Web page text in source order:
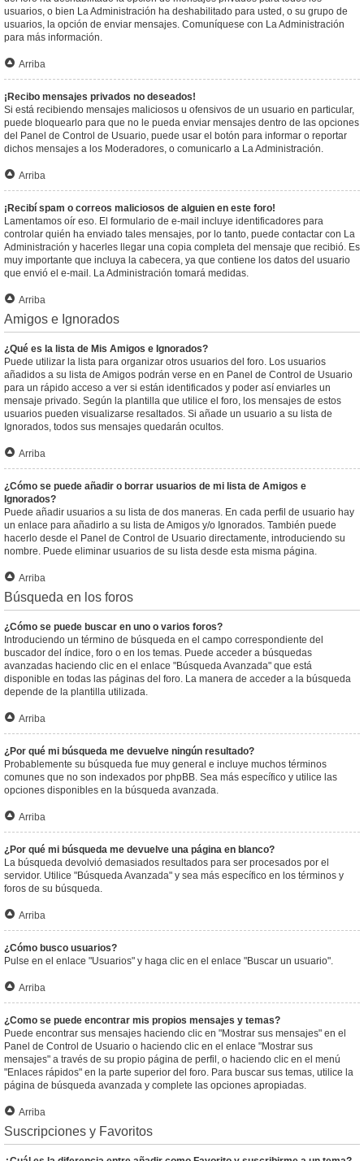
usuarios, o bien La Administración ha deshabilitado para usted, o su grupo de
usuarios, la opción de enviar mensajes. Comuníquese con La Administración
para más información.
Arriba
¡Recibo mensajes privados no deseados!
Si está recibiendo mensajes maliciosos u ofensivos de un usuario en particular,
puede bloquearlo para que no le pueda enviar mensajes dentro de las opciones
del Panel de Control de Usuario, puede usar el botón para informar o reportar
dichos mensajes a los Moderadores, o comunicarlo a La Administración.
Arriba
¡Recibí spam o correos maliciosos de alguien en este foro!
Lamentamos oír eso. El formulario de e-mail incluye identificadores para
controlar quién ha enviado tales mensajes, por lo tanto, puede contactar con La
Administración y hacerles llegar una copia completa del mensaje que recibió. Es
muy importante que incluya la cabecera, ya que contiene los datos del usuario
que envió el e-mail. La Administración tomará medidas.
Arriba
Amigos e Ignorados
¿Qué es la lista de Mis Amigos e Ignorados?
Puede utilizar la lista para organizar otros usuarios del foro. Los usuarios
añadidos a su lista de Amigos podrán verse en en Panel de Control de Usuario
para un rápido acceso a ver si están identificados y poder así enviarles un
mensaje privado. Según la plantilla que utilice el foro, los mensajes de estos
usuarios pueden visualizarse resaltados. Si añade un usuario a su lista de
Ignorados, todos sus mensajes quedarán ocultos.
Arriba
¿Cómo se puede añadir o borrar usuarios de mi lista de Amigos e
Ignorados?
Puede añadir usuarios a su lista de dos maneras. En cada perfil de usuario hay
un enlace para añadirlo a su lista de Amigos y/o Ignorados. También puede
hacerlo desde el Panel de Control de Usuario directamente, introduciendo su
nombre. Puede eliminar usuarios de su lista desde esta misma página.
Arriba
Búsqueda en los foros
¿Cómo se puede buscar en uno o varios foros?
Introduciendo un término de búsqueda en el campo correspondiente del
buscador del índice, foro o en los temas. Puede acceder a búsquedas
avanzadas haciendo clic en el enlace "Búsqueda Avanzada" que está
disponible en todas las páginas del foro. La manera de acceder a la búsqueda
depende de la plantilla utilizada.
Arriba
¿Por qué mi búsqueda me devuelve ningún resultado?
Probablemente su búsqueda fue muy general e incluye muchos términos
comunes que no son indexados por phpBB. Sea más específico y utilice las
opciones disponibles en la búsqueda avanzada.
Arriba
¿Por qué mi búsqueda me devuelve una página en blanco?
La búsqueda devolvió demasiados resultados para ser procesados por el
servidor. Utilice "Búsqueda Avanzada" y sea más específico en los términos y
foros de su búsqueda.
Arriba
¿Cómo busco usuarios?
Pulse en el enlace "Usuarios" y haga clic en el enlace "Buscar un usuario".
Arriba
¿Como se puede encontrar mis propios mensajes y temas?
Puede encontrar sus mensajes haciendo clic en "Mostrar sus mensajes" en el
Panel de Control de Usuario o haciendo clic en el enlace "Mostrar sus
mensajes" a través de su propio página de perfil, o haciendo clic en el menú
"Enlaces rápidos" en la parte superior del foro. Para buscar sus temas, utilice la
página de búsqueda avanzada y complete las opciones apropiadas.
Arriba
Suscripciones y Favoritos